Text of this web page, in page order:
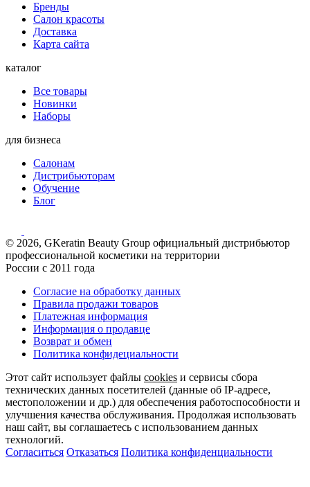
Бренды
Салон красоты
Доставка
Карта сайта
каталог
Все товары
Новинки
Наборы
для бизнеса
Салонам
Дистрибьюторам
Обучение
Блог
© 2026, GKeratin Beauty Group официальный дистрибьютор
профессиональной косметики на территории
России с 2011 года
Согласие на обработку данных
Правила продажи товаров
Платежная информация
Информация о продавце
Возврат и обмен
Политика конфидециальности
Этот сайт использует файлы cookies и сервисы сбора
технических данных посетителей (данные об IP-адресе,
местоположении и др.) для обеспечения работоспособности и
улучшения качества обслуживания. Продолжая использовать
наш сайт, вы соглашаетесь с использованием данных
технологий.
Согласиться Отказаться Политика конфиденциальности